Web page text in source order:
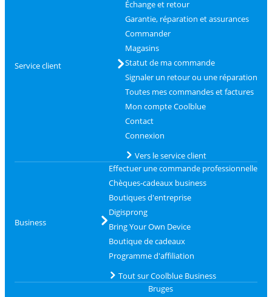
Service client
Échange et retour
Garantie, réparation et assurances
Commander
Magasins
Statut de ma commande
Signaler un retour ou une réparation
Toutes mes commandes et factures
Mon compte Coolblue
Contact
Connexion
Vers le service client
Business
Effectuer une commande professionnelle
Chèques-cadeaux business
Boutiques d'entreprise
Digisprong
Bring Your Own Device
Boutique de cadeaux
Programme d'affiliation
Tout sur Coolblue Business
Bruges